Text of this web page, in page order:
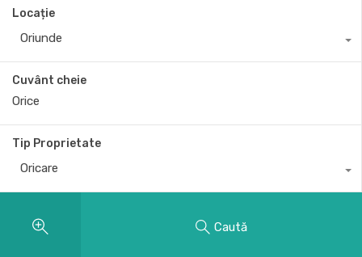
Locație
Oriunde
Cuvânt cheie
Tip Proprietate
Oricare
Caută